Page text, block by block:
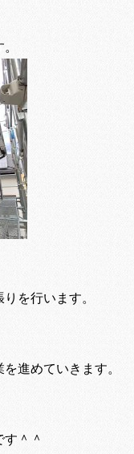
を行います。
進めていきます。
＾＾